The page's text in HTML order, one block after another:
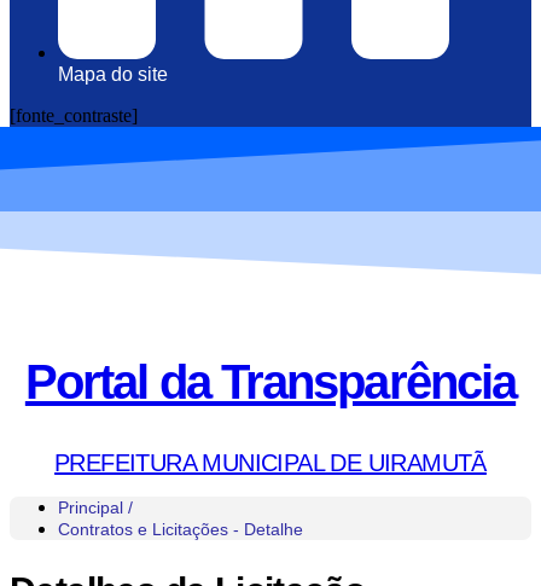
Mapa do site
[fonte_contraste]
Portal da Transparência
PREFEITURA MUNICIPAL DE UIRAMUTÃ
Principal /
Contratos e Licitações - Detalhe